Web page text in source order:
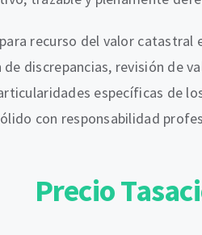
recurso del valor catastral
discrepancias, revisión de
específicas de
con responsabilidad
Precio